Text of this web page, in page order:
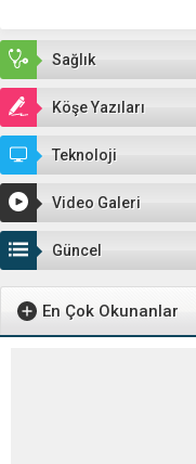
Sağlık
Köşe Yazıları
Teknoloji
Video Galeri
Güncel
En Çok Okunanlar